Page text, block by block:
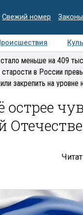
Свежий номер Законы
Интервью
меньше на 409
в России
закрепить на уровне